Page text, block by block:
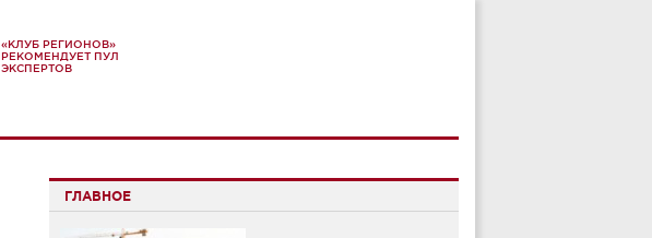
«КЛУБ РЕГИОНОВ»
РЕКОМЕНДУЕТ ПУЛ
ЭКСПЕРТОВ
ГЛАВНОЕ